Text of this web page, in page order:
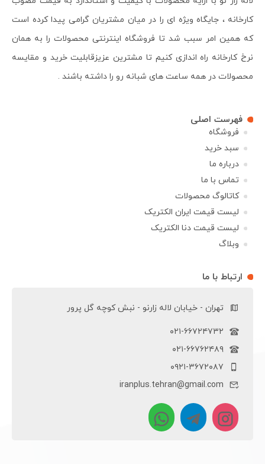
کارخانه ، جایگاه ویژه ای را در میان مشتریان گرامی پیدا کرده است
که همین امر سبب شد تا فروشگاه اینترنتی محصولات را به همان
نرخ کارخانه راه اندازی کنیم تا مشترین عزیزقابلیت خرید و مقایسه
محصولات در همه ساعت های شبانه رو را داشته باشند .
فهرست اصلی
فروشگاه
سبد خرید
درباره ما
تماس با ما
کاتالوگ محصولات
لیست قیمت ایران الکتریک
لیست قیمت دنا الکتریک
وبلاگ
ارتباط با ما
تهران - خیابان لاله زارنو - نبش کوچه گل پرور
۰۲۱-۶۶۷۲۴۷۳۲
۰۲۱-۶۶۷۶۲۴۸۹
۰۹۲۱-۳۶۷۲۰۸۷
iranplus.tehran@gmail.com